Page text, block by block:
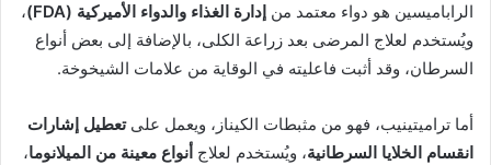
الراباميسين هو دواء معتمد من إدارة الغذاء والدواء الأميركية (FDA)
،
ويُستخدم لعلاج المرضى بعد زراعة الكلى، بالإضافة إلى بعض أنواع
السرطان، وقد أثبت فاعليته في الوقاية من علامات الشيخوخة.
أما تراميتينيب، فهو من مثبطات الكيناز، ويعمل علىتعطيل إشارات
انقسام الخلايا السرطانية، ويُستخدم لعلاج أنواع معينة من الميلانوما،